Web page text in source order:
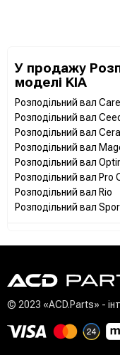
У продажу
моделі KIA
Розподільний вал
Розподільний вал
Розподільний вал
Розподільний вал
Розподільний вал
Розподільний вал Pro
Розподільний вал Rio
Розподільний вал
© 2023 «ACD.Parts» -